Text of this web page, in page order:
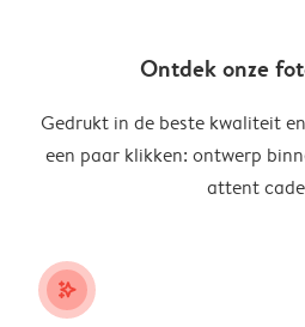
Ontdek onze
Gedrukt in de beste kwaliteit
een paar klikken: ontwerp
attent
stars_plus